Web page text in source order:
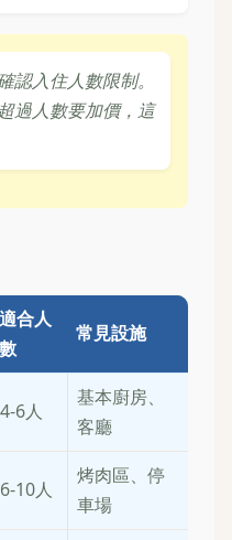
認入住人數限制。
過人數要加價，這
適合人
數
常見設施
4-6人
基本廚房、
客廳
6-10人
烤肉區、停
車場